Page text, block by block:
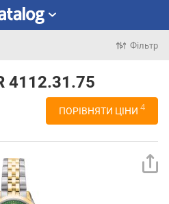
Фільтр
4112.31.75
ПОРІВНЯТИ ЦІНИ 4